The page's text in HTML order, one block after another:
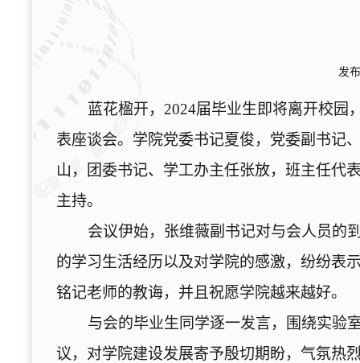
发
蓝花楹开， 2024届毕业生即将离开校园
表座谈会。学院党委书记夏俊，党委副书记
山，团委书记、学工办主任张放，班主任代
主持。
会议伊始，张维薇副书记对与会人员的
的学习生活经历以及对学院的感激，纷纷表
铭记老师的教诲，并且祝愿学院越来越好。
与会的毕业生同学逐一发言，围绕实验
议，对学院建设发展寄予殷切期盼，气氛热